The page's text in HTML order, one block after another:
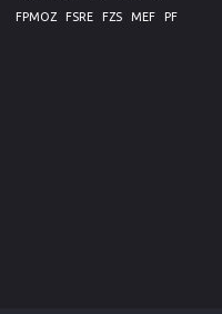
FPMOZ
FSRE FZS MEF PF